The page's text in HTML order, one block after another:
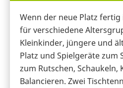
Wenn der neue Platz
für verschiedene
Kleinkinder, jüngere und
Platz und Spielgeräte zum
zum Rutschen, Schaukeln,
Balancieren. Zwei